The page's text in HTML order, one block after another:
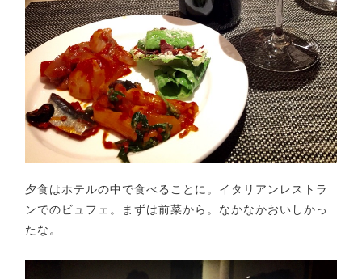
夕食はホテルの中で食べることに。イタリアンレストラ
ンでのビュフェ。まずは前菜から。なかなかおいしかっ
たな。